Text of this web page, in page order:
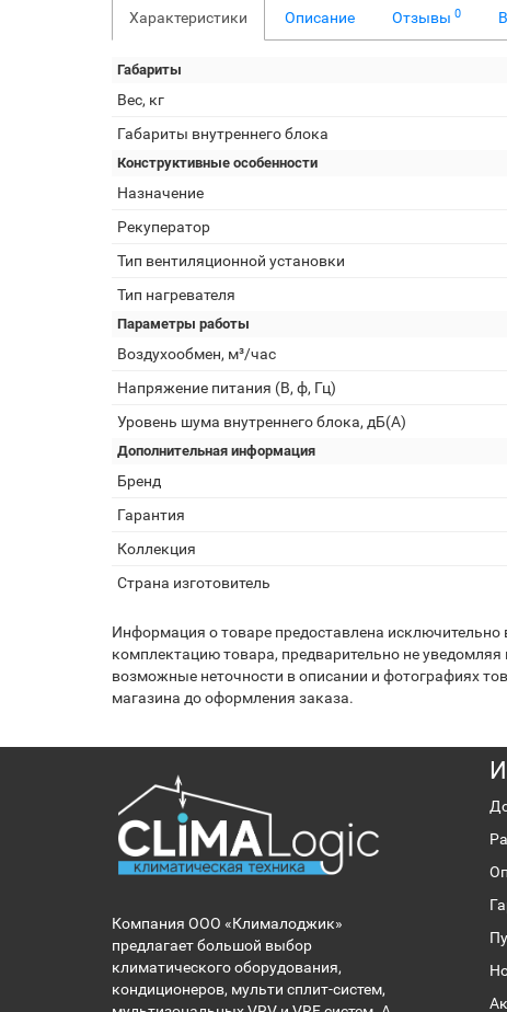
Характеристики Описание Отзывы 0
Габариты
Вес, кг
Габариты внутреннего блока
Конструктивные особенности
Назначение
Рекуператор
Тип вентиляционной установки
Тип нагревателя
Параметры работы
Воздухообмен, м³/час
Напряжение питания (В, ф, Гц)
Уровень шума внутреннего блока, дБ(А)
Дополнительная информация
Бренд
Гарантия
Коллекция
Страна изготовитель
Информация о товаре предоставлена
комплектацию товара, предварительно не
возможные неточности в описании и фотографиях
магазина до оформления заказа.
Компания ООО «Клималоджик»
предлагает большой выбор
климатического оборудования,
кондиционеров, мульти сплит-систем,